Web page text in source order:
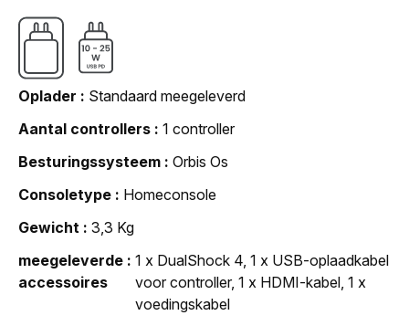
Oplader
Standaard meegeleverd
Aantal controllers
1 controller
Besturingssysteem
Orbis Os
Consoletype
Homeconsole
Gewicht
3,3 Kg
meegeleverde
accessoires
1 x DualShock 4, 1 x USB-oplaadkabel
voor controller, 1 x HDMI-kabel, 1 x
voedingskabel